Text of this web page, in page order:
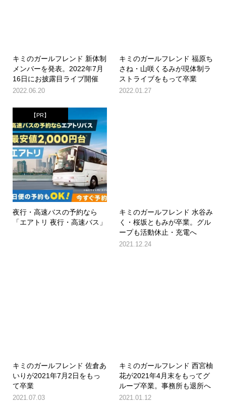
キミのガールフレンド 新体制
メンバーを発表。2022年7月
16日にお披露目ライブ開催
2022.06.20
キミのガールフレンド 福原ち
さね・山咲くるみが現体制ラ
ストライブをもって卒業
2022.01.27
【PR】
夜行・高速バスの予約なら
「エアトリ 夜行・高速バス」
キミのガールフレンド 水谷み
く・桜坂ともみが卒業。グル
ープも活動休止・充電へ
2021.12.24
キミのガールフレンド 佐倉あ
いりが2021年7月2日をもっ
て卒業
2021.07.03
キミのガールフレンド 西宮柚
花が2021年4月末をもってグ
ループ卒業。事務所も退所へ
2021.01.12